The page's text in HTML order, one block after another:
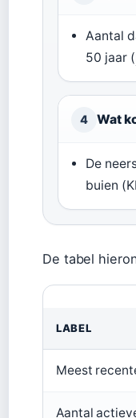
Aantal
50 jaar (
4 Wat
De
buien
De tabel
LABEL
Meest
Aantal